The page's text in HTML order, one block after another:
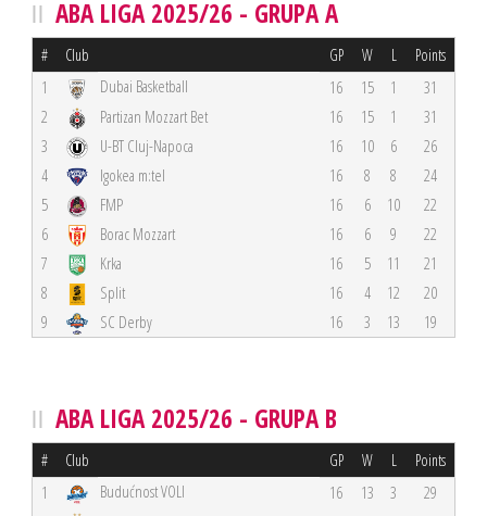
ABA LIGA 2025/26 - GRUPA A
# Club GP W L Points
1 Dubai Basketball 16 15 1
31
2
Partizan Mozzart Bet 16 15 1
31
3
U-BT Cluj-Napoca 16 10 6
26
4
Igokea m:tel 16 8 8
24
5
FMP 16 6 10
22
6
Borac Mozzart 16 6 9
22
7
Krka 16 5 11
21
8
Split 16 4 12
20
9
SC Derby 16 3 13 19
ABA LIGA 2025/26 - GRUPA B
# Club GP W L Points
1 Budućnost VOLI 16 13 3
29